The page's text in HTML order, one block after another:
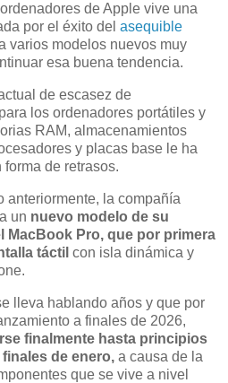
de Apple vive una
por el éxito del asequible
varios modelos nuevos muy
esa buena tendencia.
de escasez de
los ordenadores portátiles y
RAM, almacenamientos
y placas base le ha
de retrasos.
anteriormente, la compañía
un nuevo modelo de su
MacBook Pro, que por primera
táctil con isla dinámica y
lleva hablando años y que por
a finales de 2026,
finalmente hasta principios
de enero, a causa de la
que se vive a nivel